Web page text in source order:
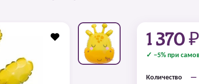
1 370 ₽
✓ −5% при
Количество −